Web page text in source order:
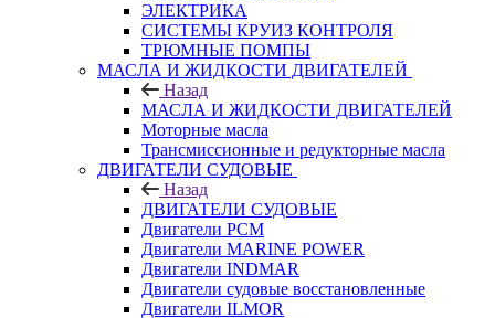
ЭЛЕКТРИКА
СИСТЕМЫ КРУИЗ КОНТРОЛЯ
ТРЮМНЫЕ ПОМПЫ
МАСЛА И ЖИДКОСТИ ДВИГАТЕЛЕЙ
Назад
МАСЛА И ЖИДКОСТИ ДВИГАТЕЛЕЙ
Моторные масла
Трансмиссионные и редукторные масла
ДВИГАТЕЛИ СУДОВЫЕ
Назад
ДВИГАТЕЛИ СУДОВЫЕ
Двигатели PCM
Двигатели MARINE POWER
Двигатели INDMAR
Двигатели судовые восстановленные
Двигатели ILMOR